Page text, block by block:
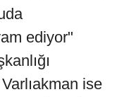
ediyor"
ise